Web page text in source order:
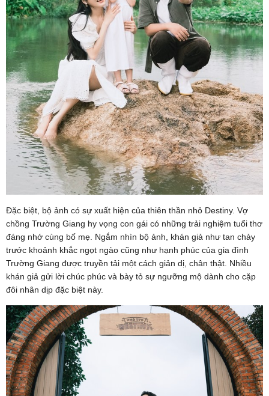
Đặc biệt, bộ ảnh có sự xuất hiện của thiên thần nhỏ Destiny. Vợ
chồng Trường Giang hy vọng con gái có những trải nghiệm tuổi thơ
đáng nhớ cùng bố mẹ. Ngắm nhìn bộ ảnh, khán giả như tan chảy
trước khoảnh khắc ngọt ngào cũng như hạnh phúc của gia đình
Trường Giang được truyền tải một cách giản dị, chân thật. Nhiều
khán giả gửi lời chúc phúc và bày tỏ sự ngưỡng mộ dành cho cặp
đôi nhân dịp đặc biệt này.